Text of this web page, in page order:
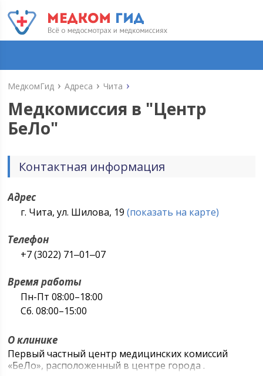
МедкомГид Адреса Чита
Медкомиссия в "Центр
БеЛо"
Контактная информация
Адрес
г. Чита, ул. ​Шилова, 19(показать на карте)
Телефон
+7 (3022) 71‒01‒07
Время работы
Пн-Пт 08:00–18:00
Сб. 08:00–15:00
О клинике
Первый частный центр медицинских комиссий
«БеЛо», расположенный в центре города .